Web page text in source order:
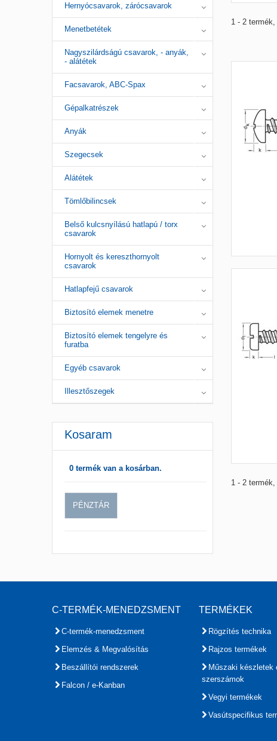
1 - 2
1 - 2
Hernyócsavarok, zárócsavarok
Menetbetétek
Nagyszilárdságú csavarok, - anyák,
- alátétek
Facsavarok, ABC-Spax
Gépalkatrészek
Anyák
Szegecsek
Alátétek
Tömlőbilincsek
Belső kulcsnyílású hatlapú / torx
csavarok
Hornyolt és kereszthornyolt
csavarok
Hatlapfejű csavarok
Biztosító elemek menetre
Biztosító elemek tengelyre és
furatba
Egyéb csavarok
Illesztőszegek
Kosaram
0 termék van a kosárban.
PÉNZTÁR
C-TERMÉK-MENEDZSMENT
C-termék-menedzsment
Elemzés & Megvalósítás
Beszállítói rendszerek
Falcon / e-Kanban
TERMÉKEK
Rögzítés technika
Rajzos termékek
Műszaki készletek
szerszámok
Vegyi termékek
Vasútspecifikus